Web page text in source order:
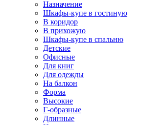
Назначение
Шкафы-купе в гостиную
В коридор
В прихожую
Шкафы-купе в спальню
Детские
Офисные
Для книг
Для одежды
На балкон
Форма
Высокие
Г-образные
Длинные